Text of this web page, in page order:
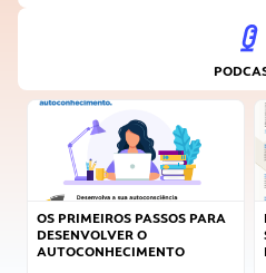
OS PRIMEIROS PASSOS PARA
DESENVOLVER O
AUTOCONHECIMENTO